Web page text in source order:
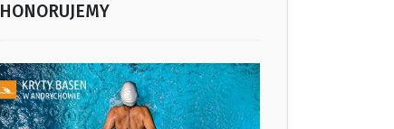
HONORUJEMY